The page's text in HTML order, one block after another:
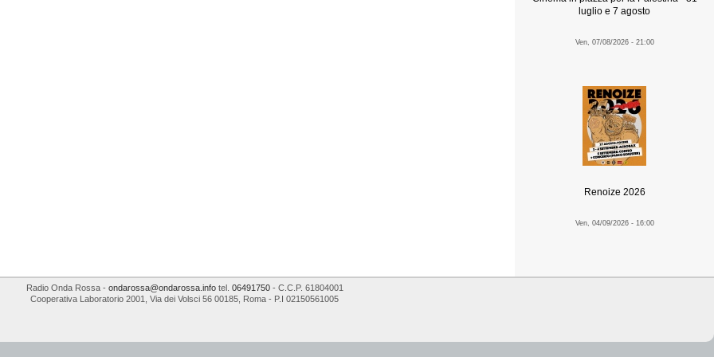
luglio e 7 agosto
Ven, 07/08/2026 - 21:00
Renoize 2026
Ven, 04/09/2026 - 16:00
Radio Onda Rossa- ondarossa@ondarossa.infotel. 06491750- C.C.P. 61804001
Cooperativa Laboratorio 2001
Via dei Volsci 56 00185 Roma - P.I 02150561005